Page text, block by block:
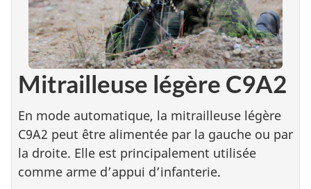
Mitrailleuse légère C9A2
En mode automatique, la mitrailleuse légère
C9A2 peut être alimentée par la gauche ou par
la droite. Elle est principalement utilisée
comme arme d’appui d’infanterie.